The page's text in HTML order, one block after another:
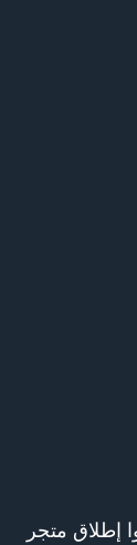
إطلاق متجر